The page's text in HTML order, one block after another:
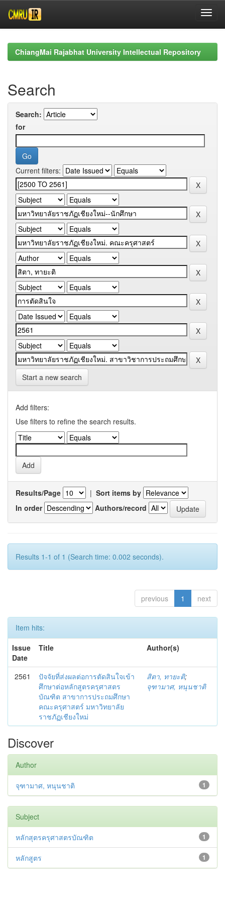
navigationChiangMai Rajabhat University Intellectual Repository
Search
Search:
for
Current filters:
Start a new search
Add filters:
Use filters to refine the search results.
Results/Page | Sort items by
In order
Authors/record
Results 1-1 of 1 (Search time: 0.002 seconds).
previous 1 next
Item hits:
Issue
Date
Title Author(s)
2561
ปัจจัยที่ส่งผลต่อการตัดสินใจเข้า
ศึกษาต่อหลักสูตรครุศาสตร
บัณฑิต สาขาการประถมศึกษา
คณะครุศาสตร์ มหาวิทยาลัย
ราชภัฏเชียงใหม่
สิตา, ทายะติ;
จุฑามาศ, หนุนชาติ
Discover
Author
1
จุฑามาศ, หนุนชาติ
Subject
1
หลักสุตรครุศาสตรบัณฑิต
1
หลักสูตร